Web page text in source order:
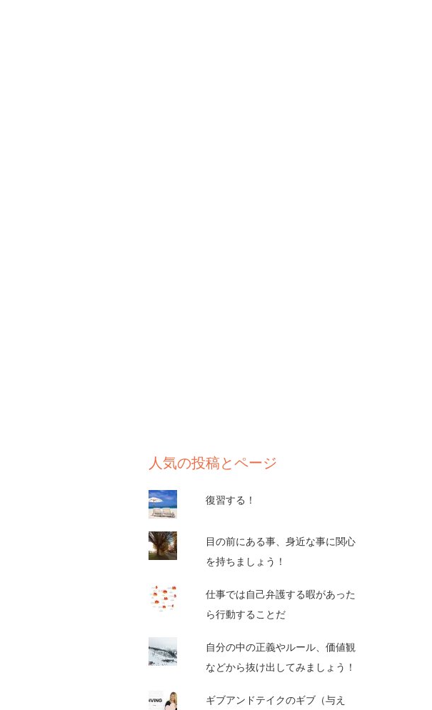
人気の投稿とページ
復習する！
目の前にある事、身近な事に関心
を持ちましょう！
仕事では自己弁護する暇があった
ら行動することだ
自分の中の正義やルール、価値観
などから抜け出してみましょう！
ギブアンドテイクのギブ（与え